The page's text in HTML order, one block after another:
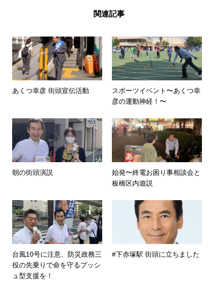
関連記事
あくつ幸彦 街頭宣伝活動
スポーツイベント〜あくつ幸
彦の運動神経！〜
朝の街頭演説
始発〜終電お困り事相談会と
板橋区内遊説
台風10号に注意、防災政務三
役の先乗りで命を守るプッシ
ュ型支援を！
#下赤塚駅 街頭に立ちました